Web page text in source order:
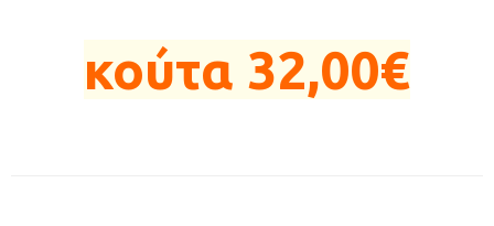
κούτα 32,00€